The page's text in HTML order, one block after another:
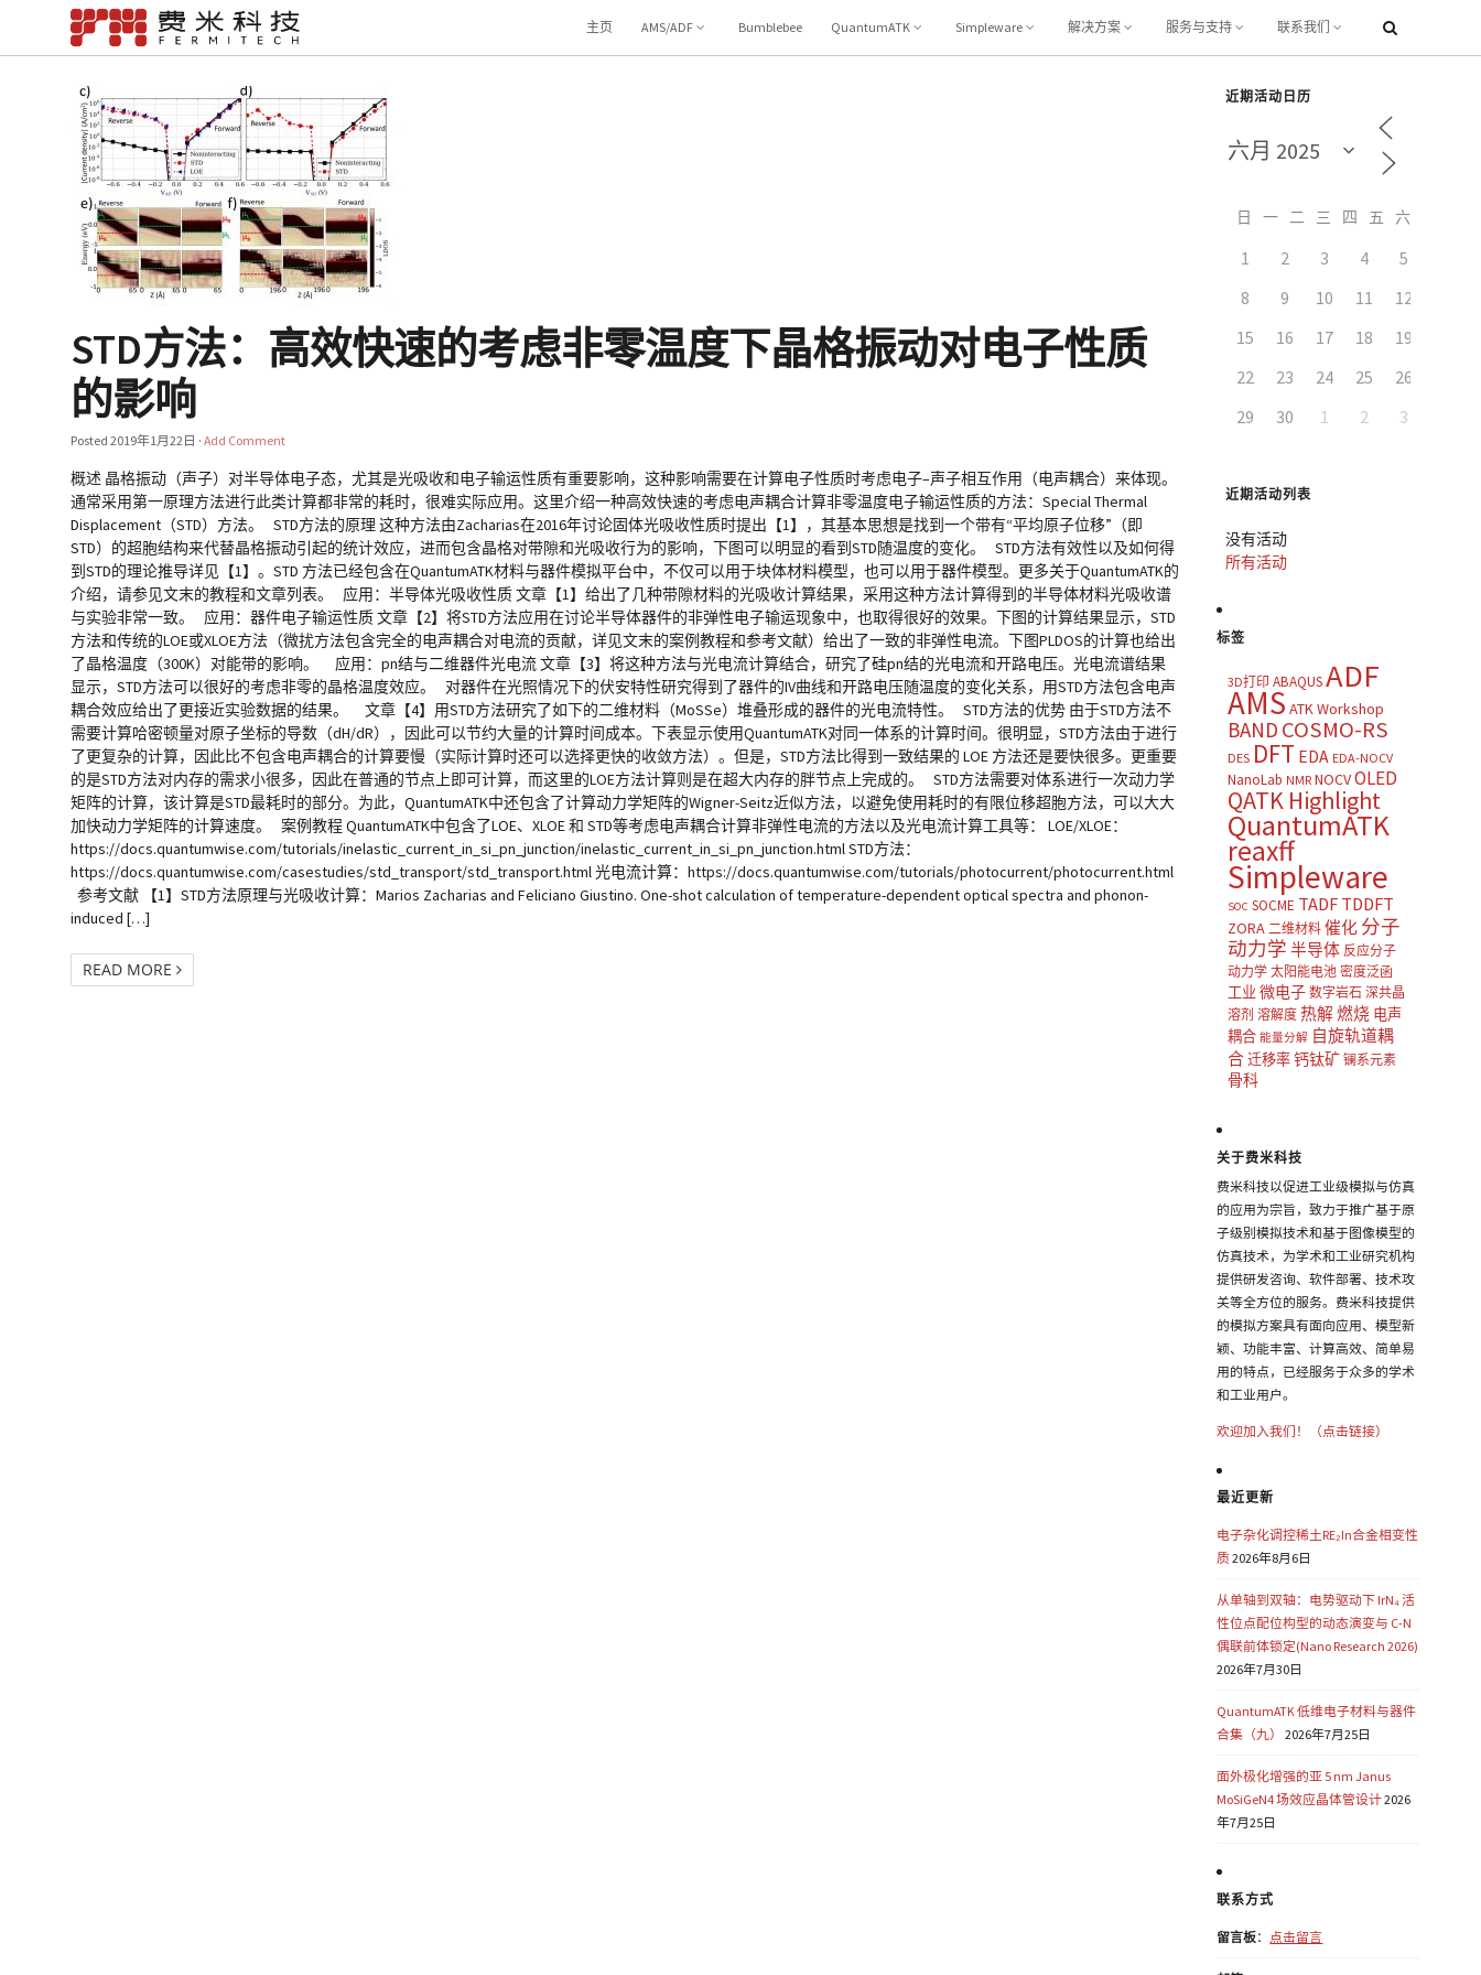
主页 AMS/ADF Bumblebee QuantumATK Simpleware 解决方案 服务与支持 联系我们
STD方法：高效快速的考虑非零温度下晶格振动对电子性质
的影响
Posted2019年1月22日 ·Add Comment
概述 晶格振动（声子）对半导体电子态，尤其是光吸收和电子输运性质有重要影响，这种影响需要在计算电子性质时考虑电子–声子相互作用（电声耦合）来体现。
通常采用第一原理方法进行此类计算都非常的耗时，很难实际应用。这里介绍一种高效快速的考虑电声耦合计算非零温度电子输运性质的方法：Special Thermal
Displacement（STD）方法。 STD方法的原理 这种方法由Zacharias在2016年讨论固体光吸收性质时提出【1】，其基本思想是找到一个带有“平均原子位移”（即
STD）的超胞结构来代替晶格振动引起的统计效应，进而包含晶格对带隙和光吸收行为的影响，下图可以明显的看到STD随温度的变化。 STD方法有效性以及如何得
到STD的理论推导详见【1】。STD 方法已经包含在QuantumATK材料与器件模拟平台中，不仅可以用于块体材料模型，也可以用于器件模型。更多关于QuantumATK的
介绍，请参见文末的教程和文章列表。 应用：半导体光吸收性质 文章【1】给出了几种带隙材料的光吸收计算结果，采用这种方法计算得到的半导体材料光吸收谱
与实验非常一致。 应用：器件电子输运性质 文章【2】将STD方法应用在讨论半导体器件的非弹性电子输运现象中，也取得很好的效果。下图的计算结果显示，STD
方法和传统的LOE或XLOE方法（微扰方法包含完全的电声耦合对电流的贡献，详见文末的案例教程和参考文献）给出了一致的非弹性电流。下图PLDOS的计算也给出
了晶格温度（300K）对能带的影响。 应用：pn结与二维器件光电流 文章【3】将这种方法与光电流计算结合，研究了硅pn结的光电流和开路电压。光电流谱结果
显示，STD方法可以很好的考虑非零的晶格温度效应。 对器件在光照情况下的伏安特性研究得到了器件的IV曲线和开路电压随温度的变化关系，用STD方法包含电声
耦合效应给出了更接近实验数据的结果。 文章【4】用STD方法研究了如下的二维材料（MoSSe）堆叠形成的器件的光电流特性。 STD方法的优势 由于STD方法不
需要计算哈密顿量对原子坐标的导数（dH/dR），因此可以节约大量的计算时间成本。下表显示使用QuantumATK对同一体系的计算时间。很明显，STD方法由于进行
了更复杂的计算，因此比不包含电声耦合的计算要慢（实际计算时还可以选择更快的收敛方法）。但是，STD方法比得到一致结果的 LOE 方法还是要快很多。更重要
的是STD方法对内存的需求小很多，因此在普通的节点上即可计算，而这里的LOE方法计算则是在超大内存的胖节点上完成的。 STD方法需要对体系进行一次动力学
矩阵的计算，该计算是STD最耗时的部分。为此，QuantumATK中还包含了计算动力学矩阵的Wigner-Seitz近似方法，以避免使用耗时的有限位移超胞方法，可以大大
加快动力学矩阵的计算速度。 案例教程 QuantumATK中包含了LOE、XLOE 和 STD等考虑电声耦合计算非弹性电流的方法以及光电流计算工具等： LOE/XLOE：
https://docs.quantumwise.com/tutorials/inelastic_current_in_si_pn_junction/inelastic_current_in_si_pn_junction.html STD方法：
https://docs.quantumwise.com/casestudies/std_transport/std_transport.html 光电流计算：https://docs.quantumwise.com/tutorials/photocurrent/photocurrent.html
参考文献 【1】STD方法原理与光吸收计算：Marios Zacharias and Feliciano Giustino. One-shot calculation of temperature-dependent optical spectra and phonon-
induced […]
READ MORE
近期活动日历
日 一 二 三 四 五
1 2 3 4 5
8
9 10 11 12
15
16 17 18 19
22
23 24 25 26
29
30 1 2 3
近期活动列表
没有活动
所有活动
标签
3D打印 ABAQUSADF
AMS ATK Workshop
BAND COSMO-RS
DES DFT EDA EDA-NOCV
NanoLab NMR NOCVOLED
QATK Highlight
QuantumATK
reaxff
Simpleware
SOC SOCME TADF TDDFT
ZORA 二维材料 催化 分子
动力学 半导体 反应分子
动力学 太阳能电池 密度泛函
工业 微电子 数字岩石 深共晶
溶剂 溶解度 热解燃烧 电声
耦合 能量分解 自旋轨道耦
合迁移率钙钛矿 镧系元素
骨科
关于费米科技
费米科技以促进工业级模拟与仿真
的应用为宗旨，致力于推广基于原
子级别模拟技术和基于图像模型的
仿真技术，为学术和工业研究机构
提供研发咨询、软件部署、技术攻
关等全方位的服务。费米科技提供
的模拟方案具有面向应用、模型新
颖、功能丰富、计算高效、简单易
用的特点，已经服务于众多的学术
和工业用户。
欢迎加入我们！（点击链接）
最近更新
电子杂化调控稀土RE₂In合金相变性
质2026年8月6日
从单轴到双轴：电势驱动下 IrN₄ 活
性位点配位构型的动态演变与 C-N
偶联前体锁定(Nano Research 2026)
2026年7月30日
QuantumATK 低维电子材料与器件
合集（九）
2026年7月25日
面外极化增强的亚 5 nm Janus
MoSiGeN4 场效应晶体管设计2026
年7月25日
联系方式
留言板： 点击留言